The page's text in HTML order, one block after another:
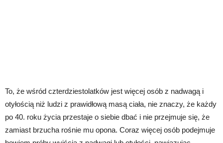
To, że wśród czterdziestolatków jest więcej osób z nadwagą i
otyłością niż ludzi z prawidłową masą ciała, nie znaczy, że każdy
po 40. roku życia przestaje o siebie dbać i nie przejmuje się, że
zamiast brzucha rośnie mu opona. Coraz więcej osób podejmuje